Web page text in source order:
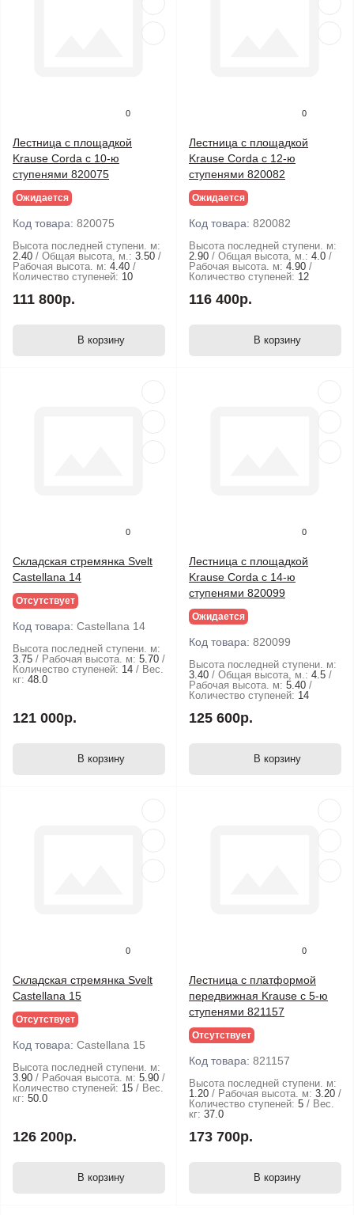
0
Лестница с площадкой
Krause Corda с 10-ю
ступенями 820075
Ожидается
Код товара: 820075
Высота последней ступени. м:
2.40
Общая высота, м.: 3.50
Рабочая высота. м: 4.40
Количество ступеней: 10
111 800р.
В корзину
0
Лестница с площадкой
Krause Corda с 12-ю
ступенями 820082
Ожидается
Код товара: 820082
Высота последней ступени. м:
2.90
Общая высота, м.: 4.0
Рабочая высота. м: 4.90
Количество ступеней: 12
116 400р.
В корзину
0
Складская стремянка Svelt
Castellana 14
Отсутствует
Код товара: Castellana 14
Высота последней ступени. м:
3.75
Рабочая высота. м: 5.70
Количество ступеней: 14
Вес.
кг: 48.0
121 000р.
В корзину
0
Лестница с площадкой
Krause Corda с 14-ю
ступенями 820099
Ожидается
Код товара: 820099
Высота последней ступени. м:
3.40
Общая высота, м.: 4.5
Рабочая высота. м: 5.40
Количество ступеней: 14
125 600р.
В корзину
0
Складская стремянка Svelt
Castellana 15
Отсутствует
Код товара: Castellana 15
Высота последней ступени. м:
3.90
Рабочая высота. м: 5.90
Количество ступеней: 15
Вес.
кг: 50.0
126 200р.
В корзину
0
Лестница с платформой
передвижная Krause с 5-ю
ступенями 821157
Отсутствует
Код товара: 821157
Высота последней ступени. м:
1.20
Рабочая высота. м: 3.20
Количество ступеней: 5
Вес.
кг: 37.0
173 700р.
В корзину